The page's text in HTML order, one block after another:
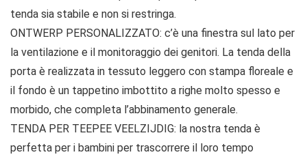
tenda sia stabile e non si restringa.
ONTWERP PERSONALIZZATO: c’è una finestra sul lato per
la ventilazione e il monitoraggio dei genitori. La tenda della
porta è realizzata in tessuto leggero con stampa floreale e
il fondo è un tappetino imbottito a righe molto spesso e
morbido, che completa l’abbinamento generale.
TENDA PER TEEPEE VEELZIJDIG: la nostra tenda è
perfetta per i bambini per trascorrere il loro tempo